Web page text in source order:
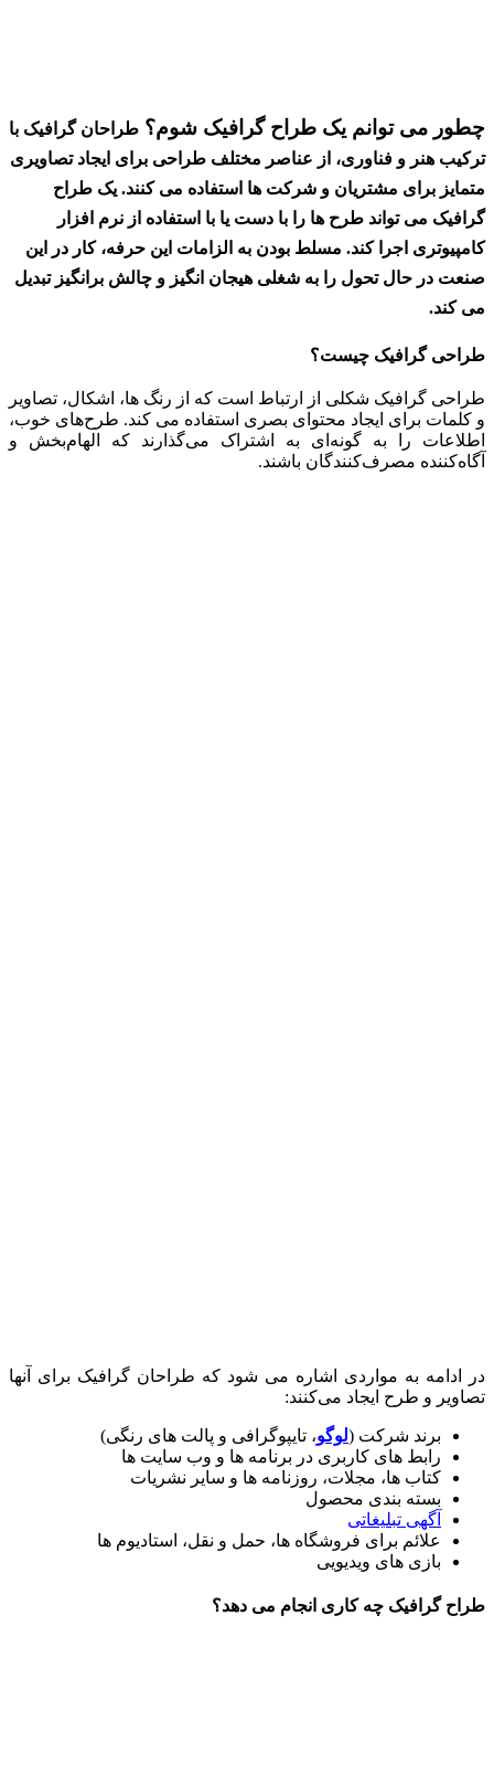
چطور می توانم یک طراح گرافیک شوم؟ طراحان گرافیک با
ترکیب هنر و فناوری، از عناصر مختلف طراحی برای ایجاد تصاویری
متمایز برای مشتریان و شرکت ها استفاده می کنند. یک طراح
گرافیک می تواند طرح ها را با دست یا با استفاده از نرم افزار
کامپیوتری اجرا کند. مسلط بودن به الزامات این حرفه، کار در این
صنعت در حال تحول را به شغلی هیجان انگیز و چالش برانگیز تبدیل
می کند.
طراحی گرافیک چیست؟
طراحی گرافیک شکلی از ارتباط است که از رنگ ها، اشکال، تصاویر
و کلمات برای ایجاد محتوای بصری استفاده می کند. طرح‌های خوب،
اطلاعات را به گونه‌ای به اشتراک می‌گذارند که الهام‌بخش و
آگاه‌کننده مصرف‌کنندگان باشند.
در ادامه به مواردی اشاره می شود که طراحان گرافیک برای آنها
تصاویر و طرح ایجاد می‌کنند:
برند شرکت (لوگو، تایپوگرافی و پالت های رنگی)
رابط های کاربری در برنامه ها و وب سایت ها
کتاب ها، مجلات، روزنامه ها و سایر نشریات
بسته بندی محصول
آگهی تبلیغاتی
علائم برای فروشگاه ها، حمل و نقل، استادیوم ها
بازی های ویدیویی
طراح گرافیک چه کاری انجام می دهد؟